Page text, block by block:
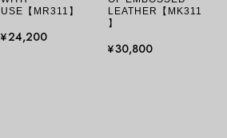
USE【MR311】
¥24,200
LEATHER【MK311
】
¥30,800